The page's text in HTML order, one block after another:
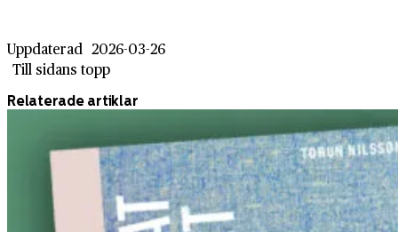
Uppdaterad 2026-03-26
Till sidans topp
Relaterade artiklar